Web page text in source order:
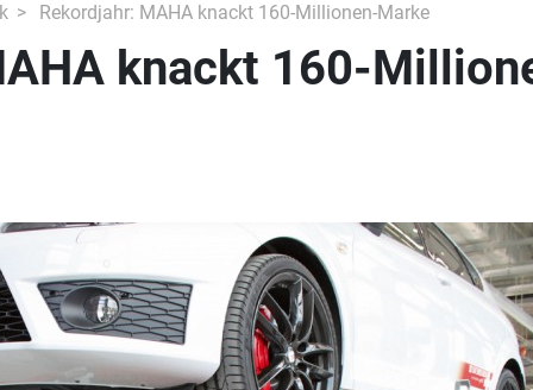
Rekordjahr: MAHA knackt 160-Millionen-Marke
knackt 160-